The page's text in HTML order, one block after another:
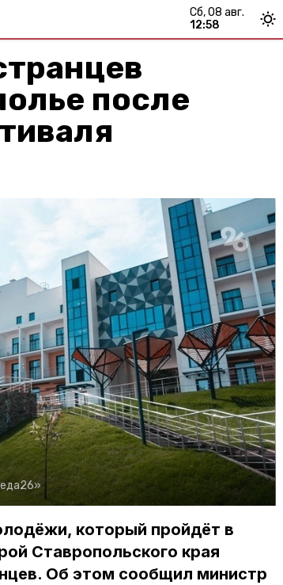
сб, 08 авг.
12:58
после
который пройдёт в
Ставропольского края
Об этом сообщил министр